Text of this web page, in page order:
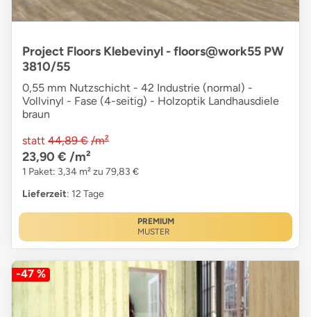
Project Floors Klebevinyl - floors@work55 PW
3810/55
0,55 mm Nutzschicht - 42 Industrie (normal) -
Vollvinyl - Fase (4-seitig) - Holzoptik Landhausdiele
braun
statt 44,89 € /m²
23,90 € /m²
1 Paket: 3,34 m² zu 79,83 €
Lieferzeit: 12 Tage
PREMIUM
MUSTER
-47 %